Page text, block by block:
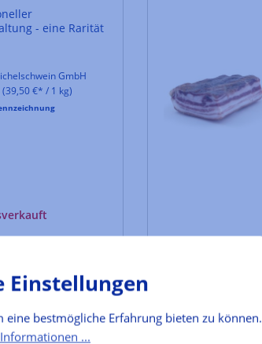
- eine Rarität
GmbH
(39,50 €* / 1 kg)
eingemachtem
eine bestmögliche Erfahrung bieten zu können.
...